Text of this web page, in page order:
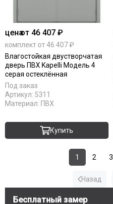
ценаот 46 407 ₽
комплект от 46 407 ₽
Влагостойкая двустворчатая
дверь ПВХ Kapelli Модель 4
серая остеклённая
Под заказ
Артикул: 5311
Материал: ПВХ
Купить
Назад
1 2 3
Бесплатный замер